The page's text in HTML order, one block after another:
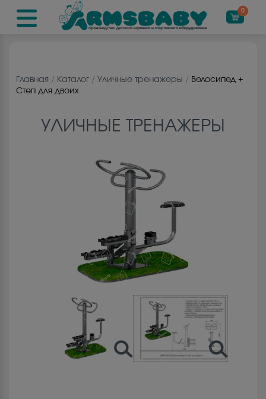
0
Главная / Каталог / Уличные тренажеры / Велосипед +
Степ для двоих
УЛИЧНЫЕ ТРЕНАЖЕРЫ